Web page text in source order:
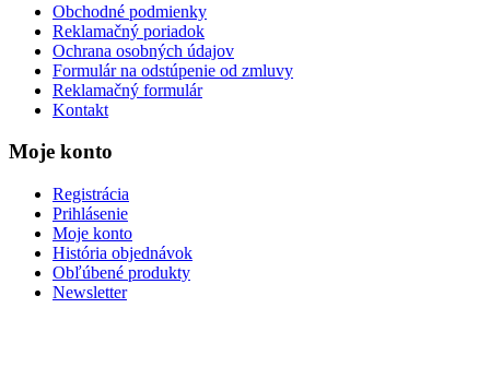
Obchodné podmienky
Reklamačný poriadok
Ochrana osobných údajov
Formulár na odstúpenie od zmluvy
Reklamačný formulár
Kontakt
Moje konto
Registrácia
Prihlásenie
Moje konto
História objednávok
Obľúbené produkty
Newsletter